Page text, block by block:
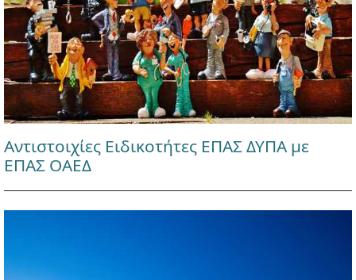
Αντιστοιχίες Ειδικοτήτες ΕΠΑΣ ΔΥΠΑ με
ΕΠΑΣ ΟΑΕΔ